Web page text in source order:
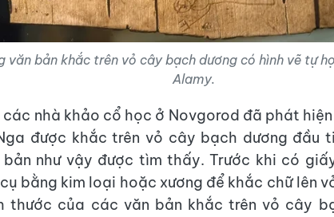
văn bản khắc trên vỏ cây bạch dương có hình vẽ tự
Alamy.
các nhà khảo cổ học ở Novgorod đã phát
được khắc trên vỏ cây bạch dương đầu
bản như vậy được tìm thấy. Trước khi có
bằng kim loại hoặc xương để khắc chữ lên
thước của các văn bản khắc trên vỏ cây